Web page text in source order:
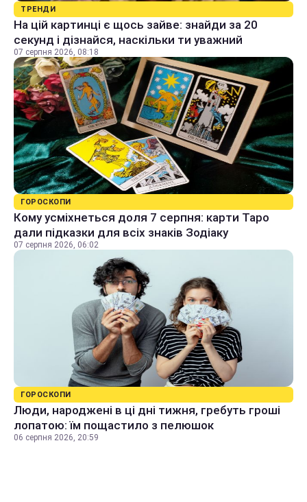
ТРЕНДИ
На цій картинці є щось зайве: знайди за 20
секунд і дізнайся, наскільки ти уважний
07 серпня 2026, 08:18
ГОРОСКОПИ
Кому усміхнеться доля 7 серпня: карти Таро
дали підказки для всіх знаків Зодіаку
07 серпня 2026, 06:02
ГОРОСКОПИ
Люди, народжені в ці дні тижня, гребуть гроші
лопатою: їм пощастило з пелюшок
06 серпня 2026, 20:59